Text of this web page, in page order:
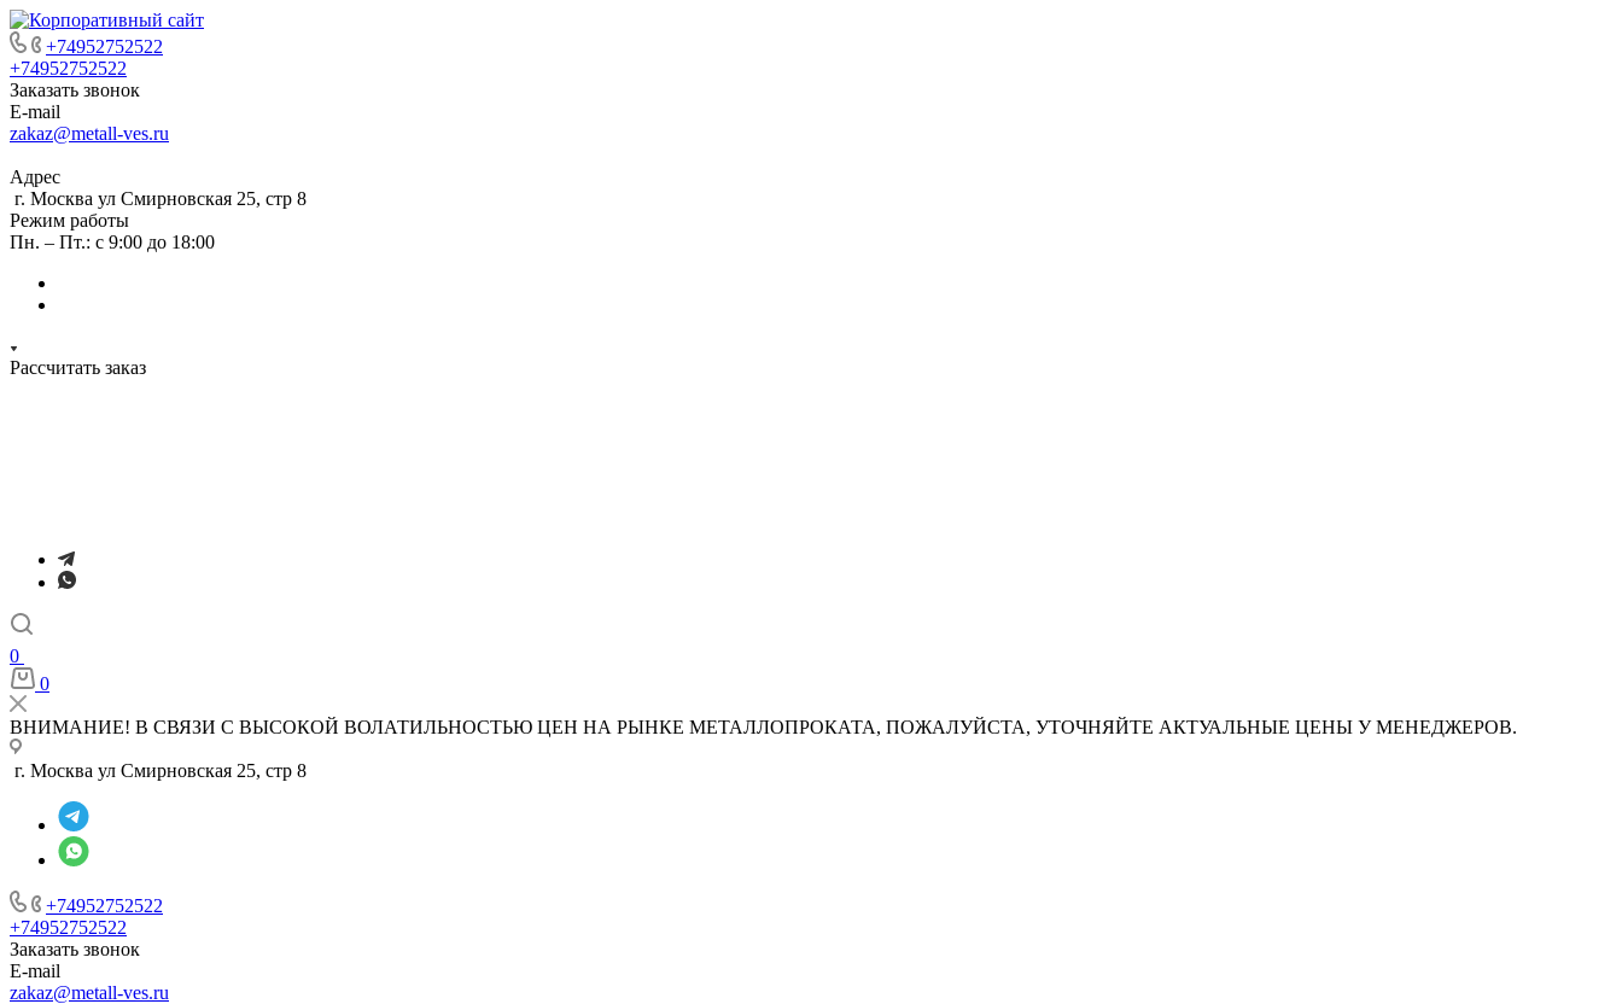
+74952752522
+74952752522
Заказать звонок
E-mail
zakaz@metall-ves.ru
Адрес
г. Москва ул Смирновская 25, стр 8
Режим работы
Пн. – Пт.: с 9:00 до 18:00
Рассчитать заказ
0
0
ВНИМАНИЕ! В СВЯЗИ С ВЫСОКОЙ ВОЛАТИЛЬНОСТЬЮ ЦЕН НА РЫНКЕ МЕТАЛЛОПРОКАТА, ПОЖАЛУЙСТА, УТОЧНЯЙТЕ АКТУАЛЬНЫЕ ЦЕНЫ У МЕНЕДЖЕРОВ.
г. Москва ул Смирновская 25, стр 8
+74952752522
+74952752522
Заказать звонок
E-mail
zakaz@metall-ves.ru